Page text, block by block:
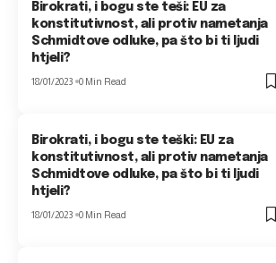
Birokrati, i bogu ste teši: EU za
konstitutivnost, ali protiv nametanja
Schmidtove odluke, pa što bi ti ljudi
htjeli?
18/01/2023 0 Min Read
Birokrati, i bogu ste teški: EU za
konstitutivnost, ali protiv nametanja
Schmidtove odluke, pa što bi ti ljudi
htjeli?
18/01/2023 0 Min Read